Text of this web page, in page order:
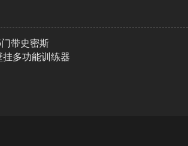
带史密斯
挂多功能训练器